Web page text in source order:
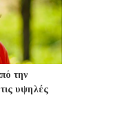
την
υψηλές